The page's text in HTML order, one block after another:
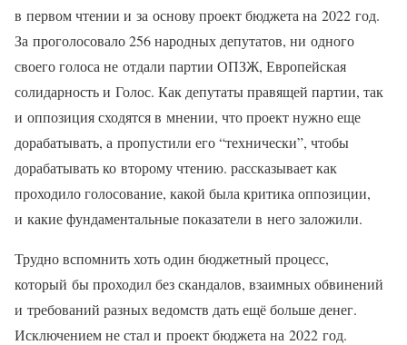
в первом чтении и за основу проект бюджета на 2022 год.
За проголосовало 256 народных депутатов, ни одного
своего голоса не отдали партии ОПЗЖ, Европейская
солидарность и Голос. Как депутаты правящей партии, так
и оппозиция сходятся в мнении, что проект нужно еще
дорабатывать, а пропустили его “технически”, чтобы
дорабатывать ко второму чтению. рассказывает как
проходило голосование, какой была критика оппозиции,
и какие фундаментальные показатели в него заложили.
Трудно вспомнить хоть один бюджетный процесс,
который бы проходил без скандалов, взаимных обвинений
и требований разных ведомств дать ещё больше денег.
Исключением не стал и проект бюджета на 2022 год.